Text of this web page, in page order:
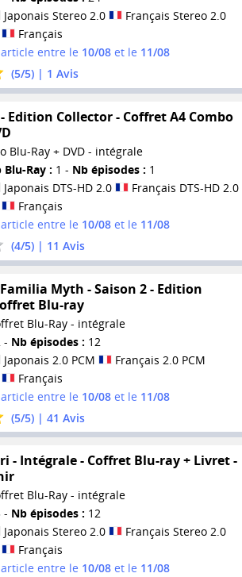
Japonais Stereo 2.0
Français Stereo 2.0
Français
entre le 10/08et le 11/08
(5/5) | 1 Avis
Edition Collector - Coffret A4 Combo
Blu-Ray + DVD - intégrale
Blu-Ray : 1 - Nb épisodes : 1
Japonais DTS-HD 2.0
Français DTS-HD 2.0
Français
entre le 10/08et le 11/08
(4/5) | 11 Avis
Myth - Saison 2 - Edition
Blu-ray
Blu-Ray - intégrale
- Nb épisodes : 12
Japonais 2.0 PCM
Français 2.0 PCM
Français
entre le 10/08et le 11/08
(5/5) | 41 Avis
- Intégrale - Coffret Blu-ray + Livret -
Blu-Ray - intégrale
- Nb épisodes : 12
Japonais Stereo 2.0
Français Stereo 2.0
Français
entre le 10/08et le 11/08